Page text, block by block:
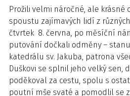
Prožili velmi náročné, ale krásné
spoustu zajímavých lidí z
čtvrtek 8. června, po měsíční
putování dočkali odměny –
katedrálu sv. Jakuba, patrona
Duškovi se splnil jeho velký sen,
poděkoval za cestu, spolu s
poutní mše svaté a pomodlil se